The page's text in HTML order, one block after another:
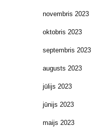
novembris 2023
oktobris 2023
septembris 2023
augusts 2023
jūlijs 2023
jūnijs 2023
maijs 2023